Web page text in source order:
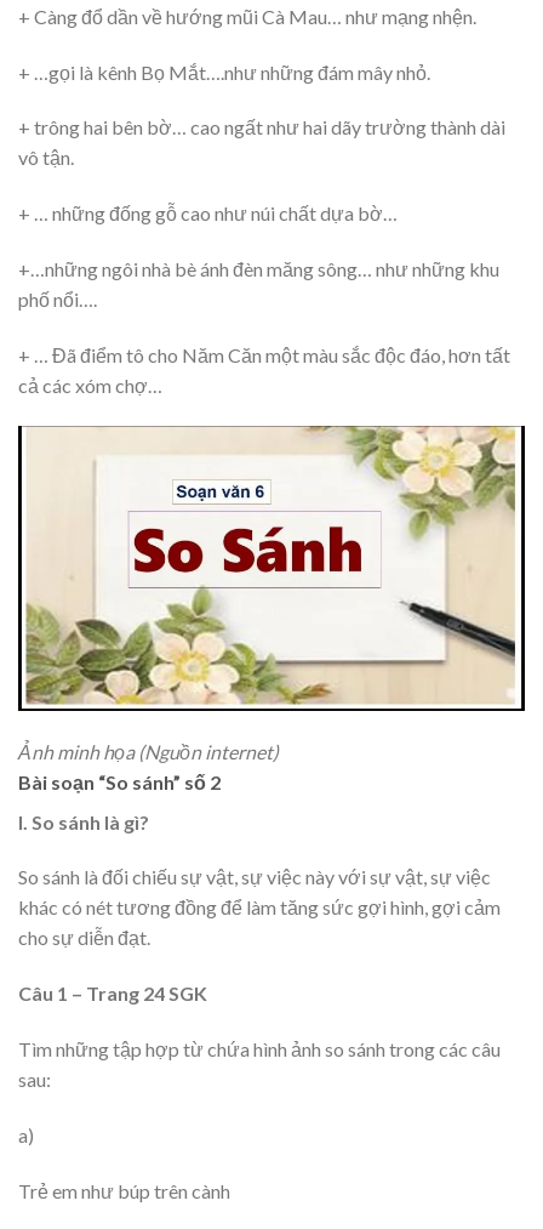
+ Càng đổ dần về hướng mũi Cà Mau… như mạng nhện.
+ …gọi là kênh Bọ Mắt….như những đám mây nhỏ.
+ trông hai bên bờ… cao ngất như hai dãy trường thành dài
vô tận.
+ … những đống gỗ cao như núi chất dựa bờ…
+…những ngôi nhà bè ánh đèn măng sông… như những khu
phố nổi….
+ … Đã điểm tô cho Năm Căn một màu sắc độc đáo, hơn tất
cả các xóm chợ…
Ảnh minh họa (Nguồn internet)
Bài soạn “So sánh” số 2
I. So sánh là gì?
So sánh là đối chiếu sự vật, sự việc này với sự vật, sự việc
khác có nét tương đồng để làm tăng sức gợi hình, gợi cảm
cho sự diễn đạt.
Câu 1 – Trang 24 SGK
Tìm những tập hợp từ chứa hình ảnh so sánh trong các câu
sau:
a)
Trẻ em như búp trên cành